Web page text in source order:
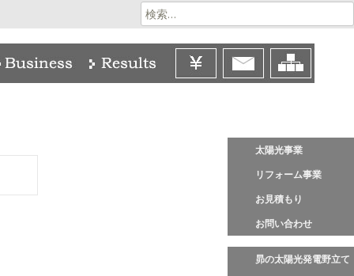
太陽光事業
リフォーム事業
お見積もり
お問い合わせ
昴の太陽光発電野立て
検
索: